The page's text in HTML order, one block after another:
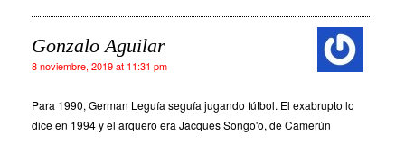
Gonzalo Aguilar
8 noviembre, 2019 at 11:31 pm
Para 1990, German Leguía seguía jugando fútbol. El exabrupto lo
dice en 1994 y el arquero era Jacques Songo'o, de Camerún